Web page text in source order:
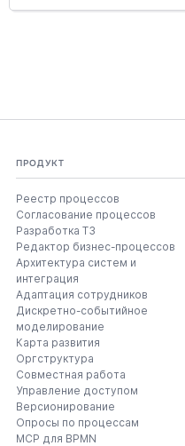
ПРОДУКТ
Реестр процессов
Согласование процессов
Разработка ТЗ
Редактор бизнес-процессов
Архитектура систем и
интеграция
Адаптация сотрудников
Дискретно-событийное
моделирование
Карта развития
Оргструктура
Совместная работа
Управление доступом
Версионирование
Опросы по процессам
MCP для BPMN